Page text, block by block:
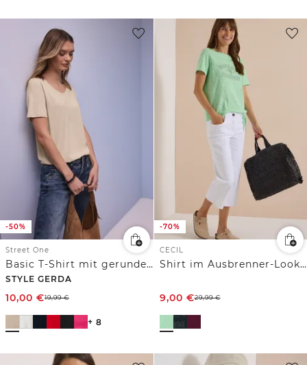
-50%
Street One
Basic T-Shirt mit gerundetem V-Neck
STYLE GERDA
10,00 €19,99€
+ 8
-70%
CECIL
Shirt im Ausbrenner-Look mit Wording
9,00 €29,99€